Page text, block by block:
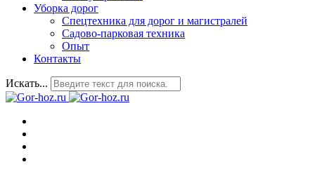
Уборка дорог
Спецтехника для дорог и магистралей
Садово-парковая техника
Опыт
Контакты
Искать...